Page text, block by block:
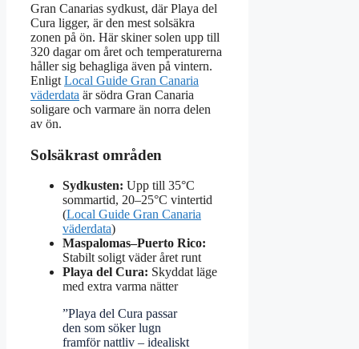
Gran Canarias sydkust, där Playa del
Cura ligger, är den mest solsäkra
zonen på ön. Här skiner solen upp till
320 dagar om året och temperaturerna
håller sig behagliga även på vintern.
Enligt Local Guide Gran Canaria
väderdata är södra Gran Canaria
soligare och varmare än norra delen
av ön.
Solsäkrast områden
Sydkusten: Upp till 35°C
sommartid, 20–25°C vintertid
(Local Guide Gran Canaria
väderdata)
Maspalomas–Puerto Rico:
Stabilt soligt väder året runt
Playa del Cura: Skyddat läge
med extra varma nätter
”Playa del Cura passar
den som söker lugn
framför nattliv – idealiskt